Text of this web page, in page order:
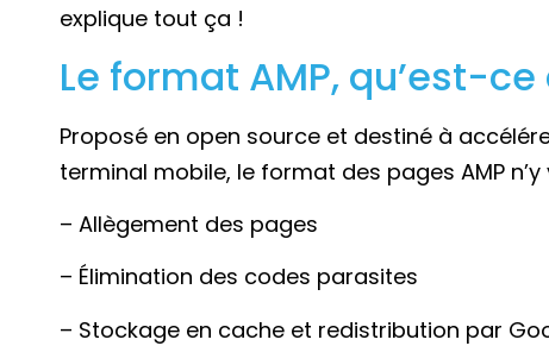
explique tout ça !
Le format AMP, qu’est-ce
Proposé en open source et destiné à
terminal mobile, le format des pages AMP
– Allègement des pages
– Élimination des codes parasites
– Stockage en cache et redistribution par